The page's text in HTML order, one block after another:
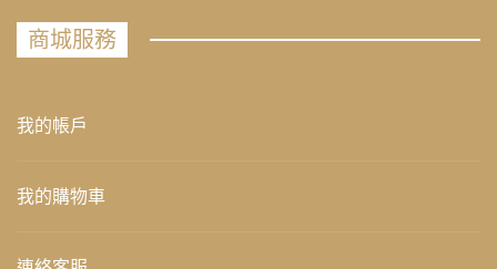
商城服務
我的帳戶
我的購物車